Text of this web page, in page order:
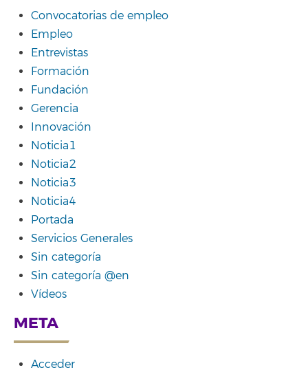
Convocatorias de empleo
Empleo
Entrevistas
Formación
Fundación
Gerencia
Innovación
Noticia1
Noticia2
Noticia3
Noticia4
Portada
Servicios Generales
Sin categoría
Sin categoría @en
Vídeos
META
Acceder